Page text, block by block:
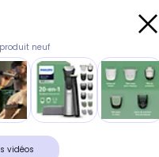
neuf
vidéos